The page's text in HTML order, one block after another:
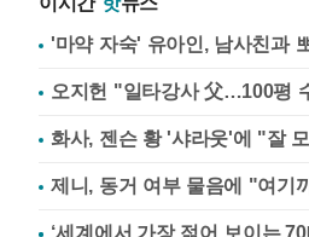
'마약 자숙' 유아인, 남사친과
오지헌 "일타강사 父…100평
화사, 젠슨 황 '샤라웃'에 "잘
제니, 동거 여부 물음에 "여기